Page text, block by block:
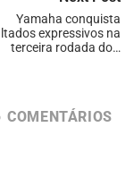
Yamaha conquista
expressivos na
terceira rodada do…
COMENTÁRIOS